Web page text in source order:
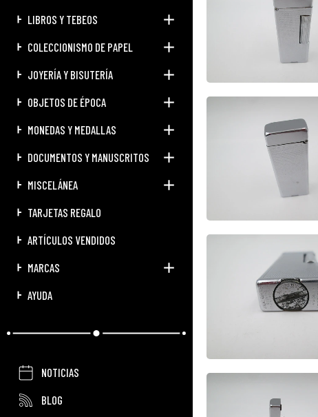
LIBROS Y TEBEOS
COLECCIONISMO DE PAPEL
JOYERÍA Y BISUTERÍA
OBJETOS DE ÉPOCA
MONEDAS Y MEDALLAS
DOCUMENTOS Y MANUSCRITOS
MISCELÁNEA
TARJETAS REGALO
ARTÍCULOS VENDIDOS
MARCAS
AYUDA
NOTICIAS
BLOG